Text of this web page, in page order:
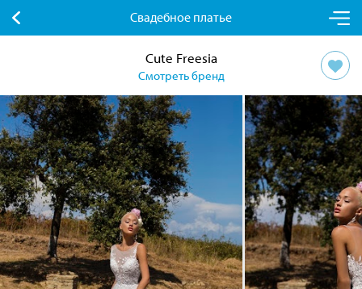
Свадебное платье
Cute Freesia
Смотреть бренд